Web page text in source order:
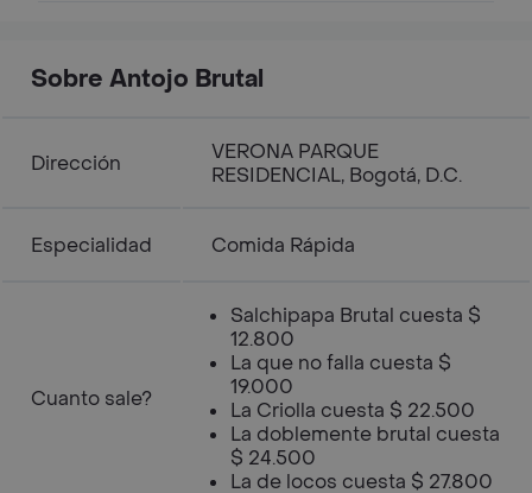
Sobre Antojo Brutal
Dirección
VERONA PARQUE
RESIDENCIAL, Bogotá, D.C.
Especialidad Comida Rápida
Cuanto sale?
Salchipapa Brutal cuesta $
12.800
La que no falla cuesta $
19.000
La Criolla cuesta $ 22.500
La doblemente brutal cuesta
$ 24.500
La de locos cuesta $ 27.800